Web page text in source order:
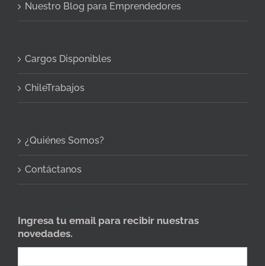
Nuestro Blog para Emprendedores
Cargos Disponibles
ChileTrabajos
¿Quiénes Somos?
Contáctanos
Ingresa tu email para recibir nuestras
novedades.